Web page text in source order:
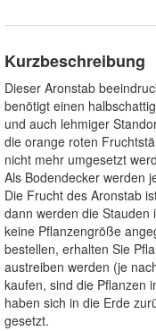
Kurzbeschreibung
Dieser Aronstab
benötigt einen
und auch lehmiger
die orange roten
nicht mehr umgesetzt
Als Bodendecker werden
Die Frucht des Aronstab
dann werden die Stauden
keine Pflanzengröße
bestellen, erhalten Sie
austreiben werden (je
kaufen, sind die Pflanzen
haben sich in die Erde
gesetzt.